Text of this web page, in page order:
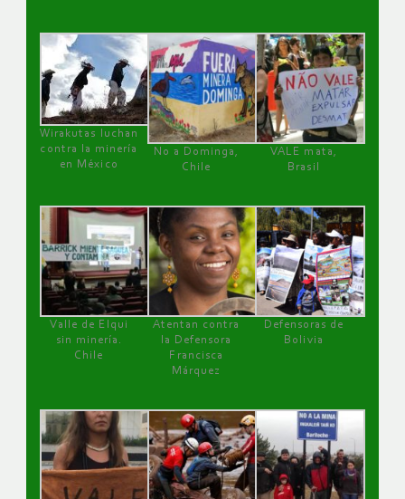
Wirakutas luchan
contra la minería
en México
No a Dominga,
Chile
VALE mata,
Brasil
Valle de Elqui
sin minería.
Chile
Atentan contra
la Defensora
Francisca
Márquez
Defensoras de
Bolivia